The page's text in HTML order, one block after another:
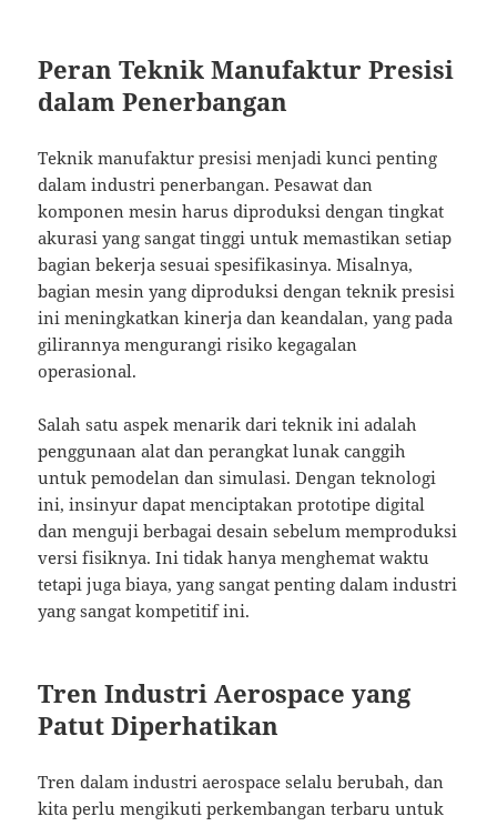
Peran Teknik Manufaktur Presisi
dalam Penerbangan
Teknik manufaktur presisi menjadi kunci penting
dalam industri penerbangan. Pesawat dan
komponen mesin harus diproduksi dengan tingkat
akurasi yang sangat tinggi untuk memastikan setiap
bagian bekerja sesuai spesifikasinya. Misalnya,
bagian mesin yang diproduksi dengan teknik presisi
ini meningkatkan kinerja dan keandalan, yang pada
gilirannya mengurangi risiko kegagalan
operasional.
Salah satu aspek menarik dari teknik ini adalah
penggunaan alat dan perangkat lunak canggih
untuk pemodelan dan simulasi. Dengan teknologi
ini, insinyur dapat menciptakan prototipe digital
dan menguji berbagai desain sebelum memproduksi
versi fisiknya. Ini tidak hanya menghemat waktu
tetapi juga biaya, yang sangat penting dalam industri
yang sangat kompetitif ini.
Tren Industri Aerospace yang
Patut Diperhatikan
Tren dalam industri aerospace selalu berubah, dan
kita perlu mengikuti perkembangan terbaru untuk